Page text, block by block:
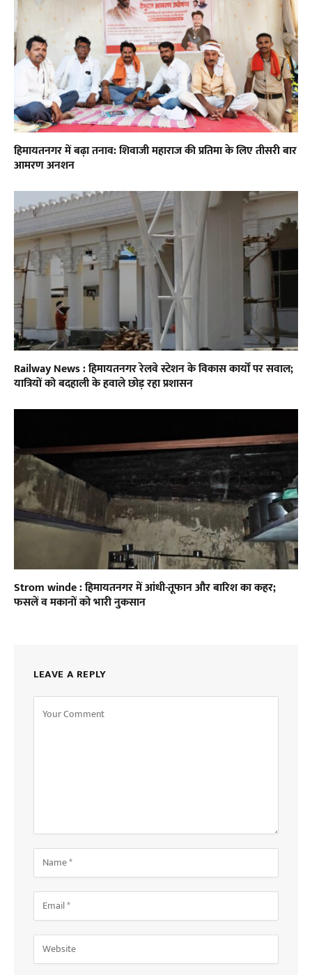
हिमायतनगर में बढ़ा तनाव: शिवाजी महाराज की प्रतिमा के लिए तीसरी बार
आमरण अनशन
Railway News : हिमायतनगर रेलवे स्टेशन के विकास कार्यों पर सवाल;
यात्रियों को बदहाली के हवाले छोड़ रहा प्रशासन
Strom winde : हिमायतनगर में आंधी-तूफान और बारिश का कहर;
फसलें व मकानों को भारी नुकसान
LEAVE A REPLY